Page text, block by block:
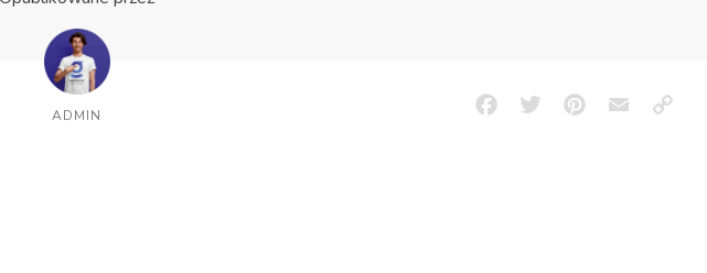
ADMIN FacebookTwitterPinterestEmailCopy